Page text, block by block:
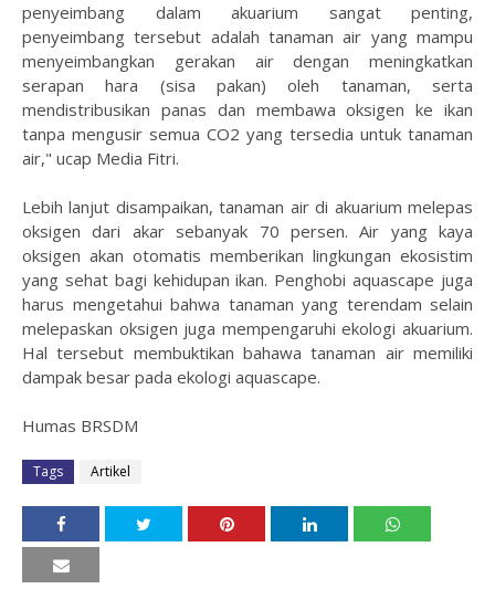
penyeimbang dalam akuarium sangat penting,
penyeimbang tersebut adalah tanaman air yang mampu
menyeimbangkan gerakan air dengan meningkatkan
serapan hara (sisa pakan) oleh tanaman, serta
mendistribusikan panas dan membawa oksigen ke ikan
tanpa mengusir semua CO2 yang tersedia untuk tanaman
air," ucap Media Fitri.
Lebih lanjut disampaikan, tanaman air di akuarium melepas
oksigen dari akar sebanyak 70 persen. Air yang kaya
oksigen akan otomatis memberikan lingkungan ekosistim
yang sehat bagi kehidupan ikan. Penghobi aquascape juga
harus mengetahui bahwa tanaman yang terendam selain
melepaskan oksigen juga mempengaruhi ekologi akuarium.
Hal tersebut membuktikan bahawa tanaman air memiliki
dampak besar pada ekologi aquascape.
Humas BRSDM
Tags Artikel